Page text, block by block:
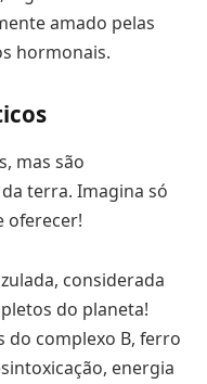
amado pelas
hormonais.
mas são
terra. Imagina só
oferecer!
considerada
do planeta!
do complexo B, ferro
energia